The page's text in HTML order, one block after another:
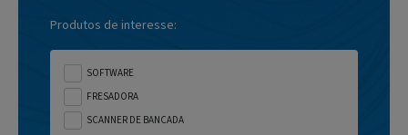
Produtos de interesse:
SOFTWARE
FRESADORA
SCANNER DE BANCADA